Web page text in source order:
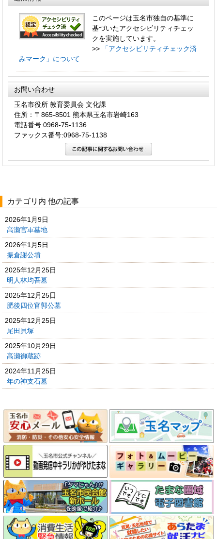
このページは玉名市独自の基準に
基づいたアクセシビリティチェッ
クを実施しています。
>>
「アクセシビリティチェック済
みマーク」について
お問い合わせ
玉名市役所 教育委員会 文化課
住所：〒865-8501 熊本県玉名市岩崎163
電話番号:0968-75-1136
ファックス番号:0968-75-1138
カテゴリ内 他の記事
2026年1月9日
高瀬官軍墓地
2026年1月5日
振倉謝公墳
2025年12月25日
明人林均吾墓
2025年12月25日
肥後四位官郭公墓
2025年12月25日
尾田貝塚
2025年10月29日
高瀬御蔵跡
2024年11月25日
年の神支石墓